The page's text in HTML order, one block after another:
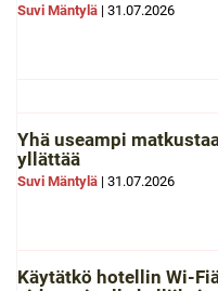
Suvi Mäntylä | 31.07.2026
Yhä useampi
yllättää
Suvi Mäntylä | 31.07.2026
Käytätkö hotellin Wi-